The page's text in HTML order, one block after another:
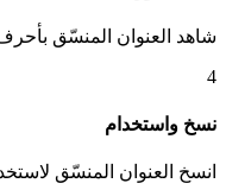
شاهد العنوان المنسّق
4
نسخ واستخدام
انسخ العنوان المنسّق